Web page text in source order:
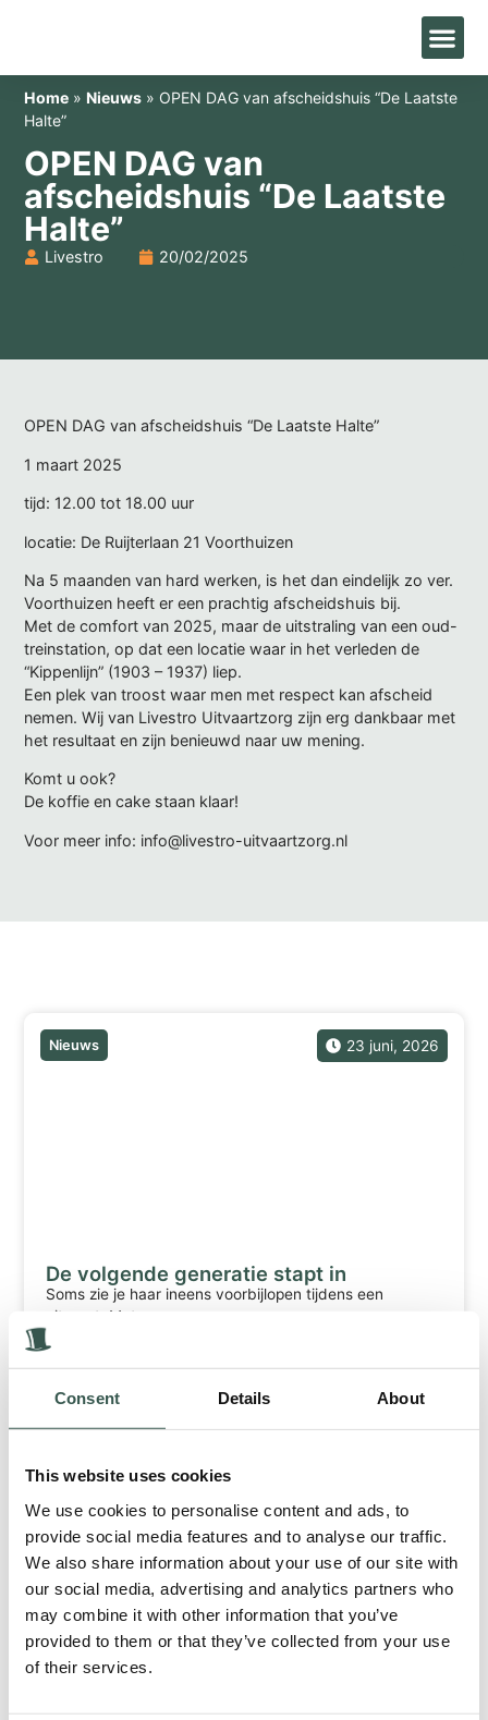
Consent Details About
This website uses cookies
We use cookies to personalise content and ads, to
provide social media features and to analyse our traffic.
We also share information about your use of our site with
our social media, advertising and analytics partners who
may combine it with other information that you’ve
provided to them or that they’ve collected from your use
of their services.
Home » Nieuws » OPEN DAG van afscheidshuis “De Laatste
Halte”
OPEN DAG van
afscheidshuis “De Laatste
Halte”
Livestro 20/02/2025
OPEN DAG van afscheidshuis “De Laatste Halte”
1 maart 2025
tijd: 12.00 tot 18.00 uur
locatie: De Ruijterlaan 21 Voorthuizen
Na 5 maanden van hard werken, is het dan eindelijk zo ver.
Voorthuizen heeft er een prachtig afscheidshuis bij.
Met de comfort van 2025, maar de uitstraling van een oud-
treinstation, op dat een locatie waar in het verleden de
“Kippenlijn” (1903 – 1937) liep.
Een plek van troost waar men met respect kan afscheid
nemen. Wij van Livestro Uitvaartzorg zijn erg dankbaar met
het resultaat en zijn benieuwd naar uw mening.
Komt u ook?
De koffie en cake staan klaar!
Voor meer info: info@livestro-uitvaartzorg.nl
23 juni, 2026
Nieuws
De volgende generatie stapt in
Soms zie je haar ineens voorbijlopen tijdens een
uitvaart. Met een camera...
Lees meer
Post.nl gaat rouwpost met 132 %